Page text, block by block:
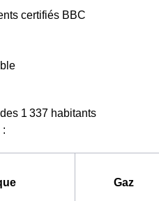
certifiés BBC
1 337 habitants
:
Gaz